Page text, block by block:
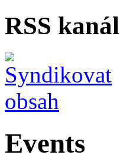
RSS kanál
Events